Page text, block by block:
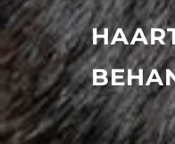
Ga
naar
de
inhoud